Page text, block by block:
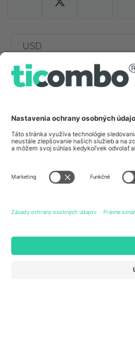
Unter den Linden 24, 10117
United States
Newark, Delaware 19713,
States